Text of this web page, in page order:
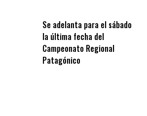
Se adelanta para el sábado
la última fecha del
Campeonato Regional
Patagónico